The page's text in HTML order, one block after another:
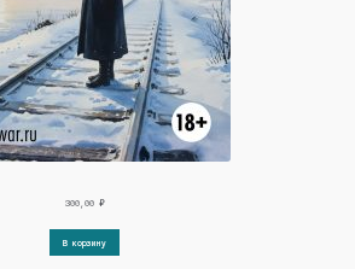
300,00 ₽
В корзину